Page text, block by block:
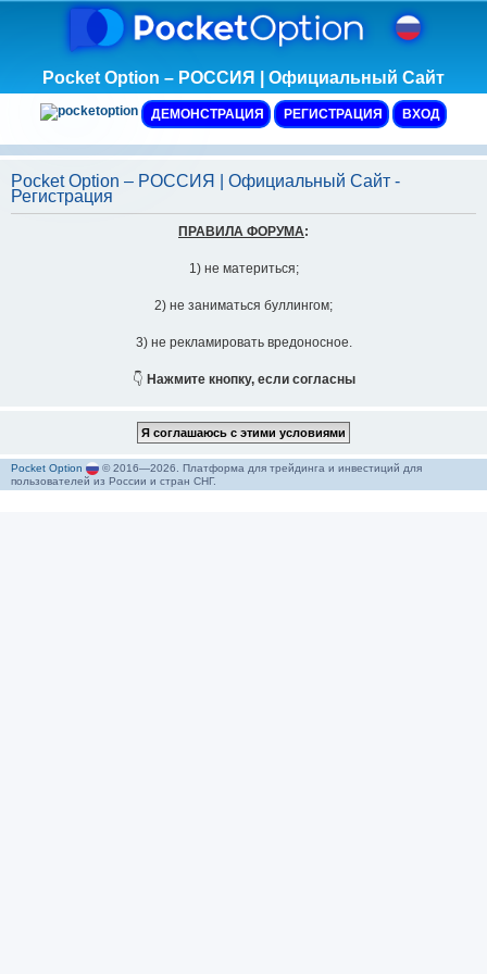
Pocket Option – РОССИЯ | Официальный Сайт
ДЕМОНСТРАЦИЯ РЕГИСТРАЦИЯ ВХОД
Pocket Option – РОССИЯ | Официальный Сайт -
Регистрация
ПРАВИЛА ФОРУМА:
1) не материться;
2) не заниматься буллингом;
3) не рекламировать вредоносное.
👇 Нажмите кнопку, если согласны
Pocket Option
© 2016—2026. Платформа для трейдинга и инвестиций для
пользователей из России и стран СНГ.